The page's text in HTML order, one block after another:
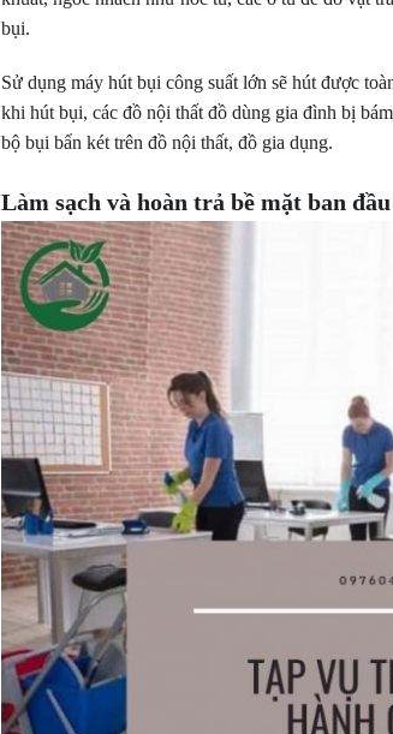
bụi.
Sử dụng máy hút bụi công suất lớn sẽ hút được
khi hút bụi, các đồ nội thất đồ dùng gia đình bị
bộ bụi bẩn két trên đồ nội thất, đồ gia dụng.
Làm sạch và hoàn trả bề mặt ban